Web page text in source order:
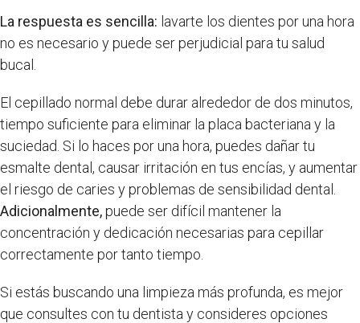
La respuesta es sencilla: lavarte los dientes por una hora
no es necesario y puede ser perjudicial para tu salud
bucal.
El cepillado normal debe durar alrededor de dos minutos,
tiempo suficiente para eliminar la placa bacteriana y la
suciedad. Si lo haces por una hora, puedes dañar tu
esmalte dental, causar irritación en tus encías, y aumentar
el riesgo de caries y problemas de sensibilidad dental.
Adicionalmente,puede ser difícil mantener la
concentración y dedicación necesarias para cepillar
correctamente por tanto tiempo.
Si estás buscando una limpieza más profunda, es mejor
que consultes con tu dentista y consideres opciones